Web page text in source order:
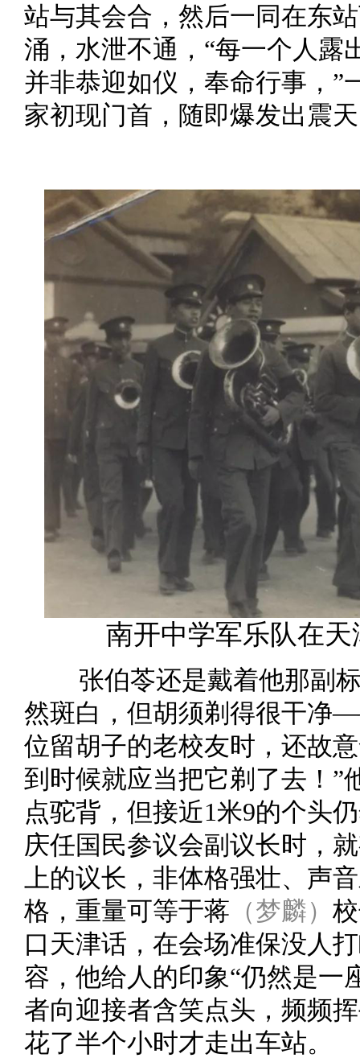
站与其会合，然后一同在东
涌，水泄不通，“每一个人露
并非恭迎如仪，奉命行事，”
家初现门首，随即爆发出震
南开中学军乐队在
张伯苓还是戴着他那副
然斑白，但胡须剃得很干净
位留胡子的老校友时，还故
到时候就应当把它剃了去！”
点驼背，但接近1米9的个头
庆任国民参议会副议长时，
上的议长，非体格强壮、声
格，重量可等于蒋 （梦麟）
口天津话，在会场准保没人
容，他给人的印象“仍然是一
者向迎接者含笑点头，频频
花了半个小时才走出车站。